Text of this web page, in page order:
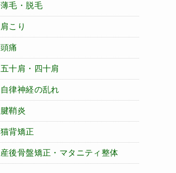
薄毛・脱毛
肩こり
頭痛
五十肩・四十肩
自律神経の乱れ
腱鞘炎
猫背矯正
産後骨盤矯正・マタニティ整体